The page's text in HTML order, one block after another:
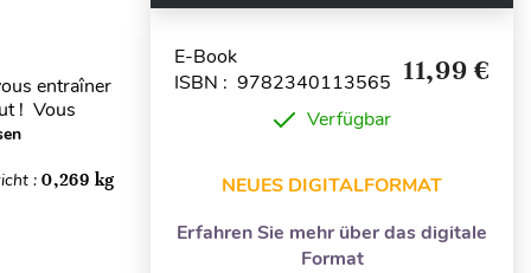
entraîner
! Vous
:0,269 kg
E-Book
ISBN : 9782340113565 11,99 €
Verfügbar
NEUES DIGITALFORMAT
Erfahren Sie mehr über das digitale
Format